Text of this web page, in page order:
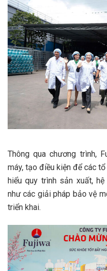
Thông qua chương trình,
máy, tạo điều kiện để các
hiểu quy trình sản xuất,
như các giải pháp bảo vệ
triển khai.